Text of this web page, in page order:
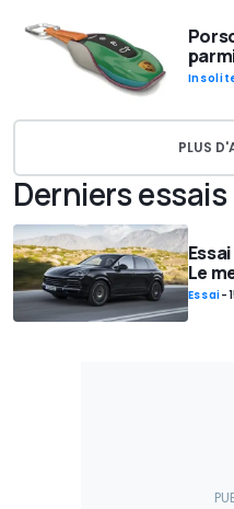
PLUS
Derniers essais
Le
Essai-